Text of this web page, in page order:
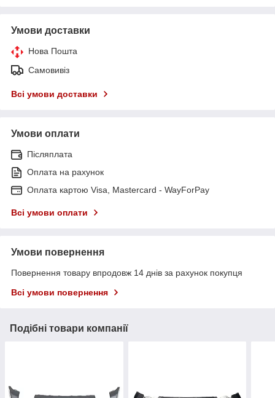
Умови доставки
Нова Пошта
Самовивіз
Всі умови доставки
Умови оплати
Післяплата
Оплата на рахунок
Оплата картою Visa, Mastercard - WayForPay
Всі умови оплати
Умови повернення
Повернення товару впродовж 14 днів за рахунок покупця
Всі умови повернення
Подібні товари компанії